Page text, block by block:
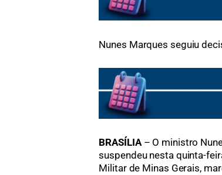
Nunes Marques seguiu
BRASÍLIA – O ministro
suspendeu nesta quinta-
Militar de Minas Gerais,